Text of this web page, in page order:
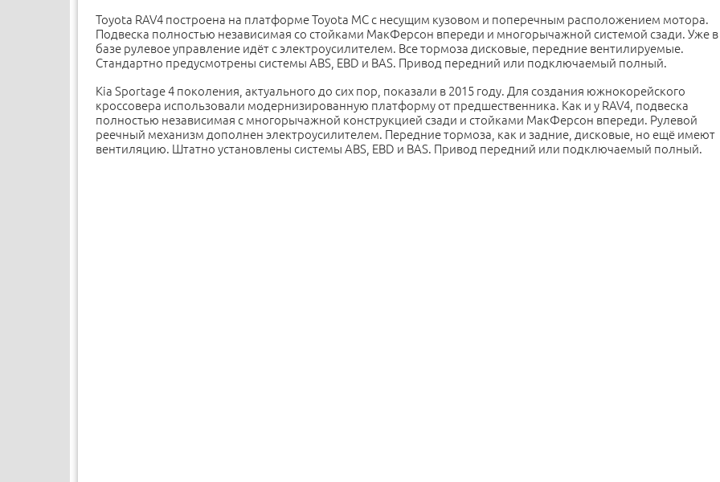
Toyota RAV4 построена на платформе Toyota MC с несущим кузовом и поперечным расположением мотора.
Подвеска полностью независимая со стойками МакФерсон впереди и многорычажной системой сзади. Уже в
базе рулевое управление идёт с электроусилителем. Все тормоза дисковые, передние вентилируемые.
Стандартно предусмотрены системы ABS, EBD и BAS. Привод передний или подключаемый полный.
Kia Sportage 4 поколения, актуального до сих пор, показали в 2015 году. Для создания южнокорейского
кроссовера использовали модернизированную платформу от предшественника. Как и у RAV4, подвеска
полностью независимая с многорычажной конструкцией сзади и стойками МакФерсон впереди. Рулевой
реечный механизм дополнен электроусилителем. Передние тормоза, как и задние, дисковые, но ещё имеют
вентиляцию. Штатно установлены системы ABS, EBD и BAS. Привод передний или подключаемый полный.